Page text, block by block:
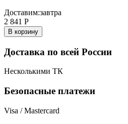
Доставим:завтра
2 841 Р
В корзину
Доставка по всей России
Несколькими ТК
Безопасные платежи
Visa / Mastercard